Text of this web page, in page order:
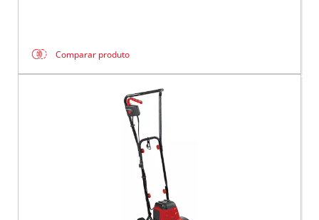
Comparar produto